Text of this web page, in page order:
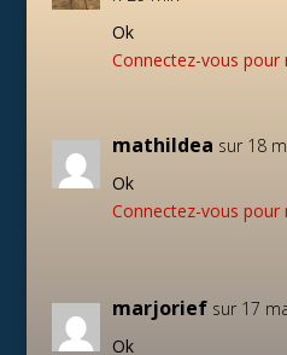
Ok
Connectez-vous pour
mathildea sur 18
Ok
Connectez-vous pour
marjorief sur 17
Ok